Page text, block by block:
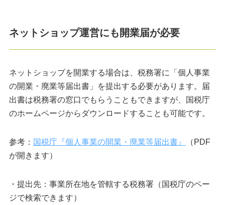
ネットショップ運営にも開業届が必要
ネットショップを開業する場合は、税務署に「個人事業
の開業・廃業等届出書」を提出する必要があります。届
出書は税務署の窓口でもらうこともできますが、国税庁
のホームページからダウンロードすることも可能です。
参考： 国税庁『個人事業の開業・廃業等届出書』
（PDF
が開きます）
・提出先：事業所在地を管轄する税務署（国税庁のペー
ジで検索できます）